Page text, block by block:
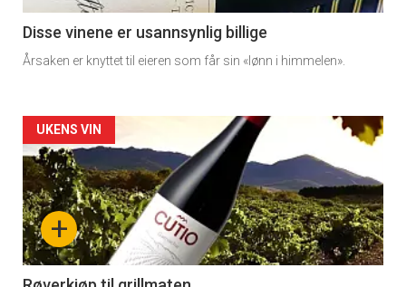
11
Dagens
rett
2
Disse vinene er usannsynlig billige
Årsaken er knyttet til eieren som får sin «lønn i himmelen».
Artikler
detail
-
section
+
UKENS VIN